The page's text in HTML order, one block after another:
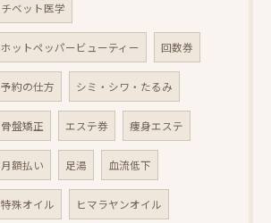
チベット医学
ホットペッパービューティー 回数券
予約の仕方 シミ・シワ・たるみ
骨盤矯正 エステ券 痩身エステ
月額払い 足湯 血流低下
特殊オイル ヒマラヤンオイル